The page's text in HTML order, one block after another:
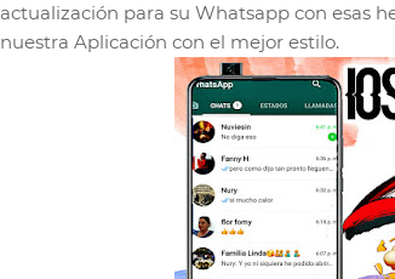
actualización para su Whatsapp con esas
nuestra Aplicación con el mejor estilo.